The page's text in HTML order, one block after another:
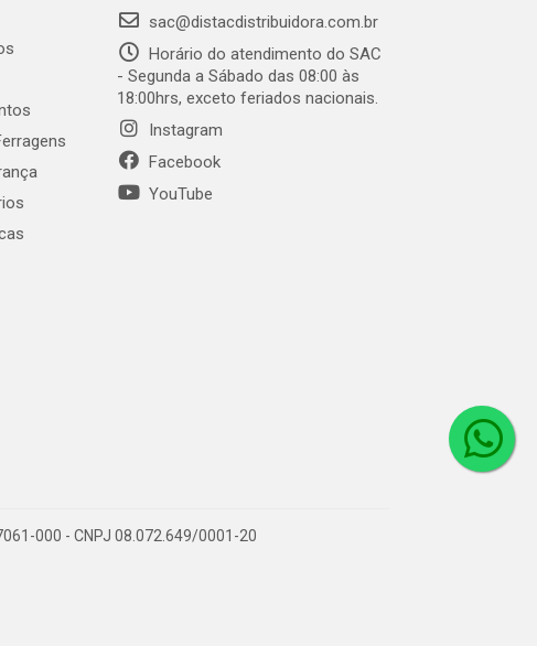
sac@distacdistribuidora.com.br
Horário do atendimento do SAC
- Segunda a Sábado das 08:00 às
18:00hrs, exceto feriados nacionais.
Instagram
Facebook
YouTube
000 - CNPJ 08.072.649/0001-20